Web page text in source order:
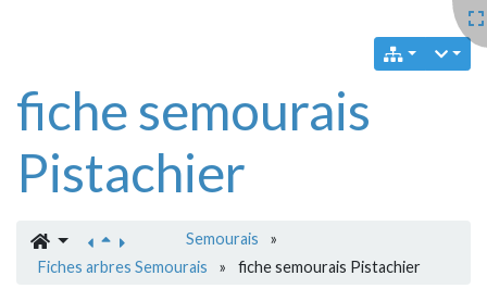
fiche semourais
Pistachier
Semourais
»
Fiches arbres Semourais
» fiche semourais Pistachier